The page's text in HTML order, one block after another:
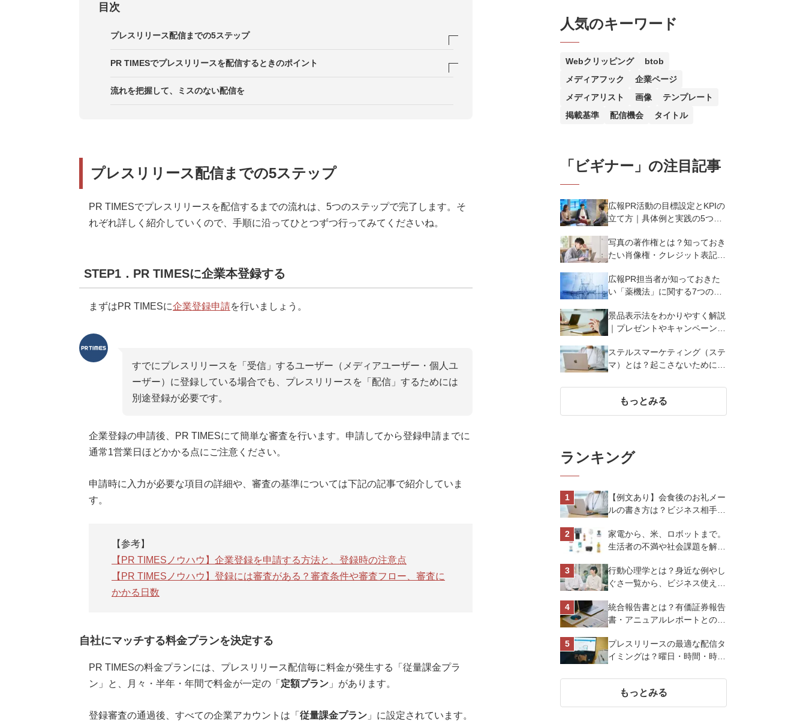
目次
プレスリリース配信までの5ステップ
STEP1．PR TIMESに企業本登録する
STEP2．企業ページの設定をする
STEP5．プレスリリースを配信する
PR TIMESでプレスリリースを配信するときのポイント
1．キャッチーでわかりやすいタイトル
流れを把握して、ミスのない配信を
プレスリリース配信までの5ステップ
PR TIMESでプレスリリースを配信するまでの流れは、5つのステップで完了します。そ
れぞれ詳しく紹介していくので、手順に沿ってひとつずつ行ってみてくださいね。
STEP1．PR TIMESに企業本登録する
まずはPR TIMESに企業登録申請を行いましょう。
すでにプレスリリースを「受信」するユーザー（メディアユーザー・個人ユ
ーザー）に登録している場合でも、プレスリリースを「配信」するためには
別途登録が必要です。
企業登録の申請後、PR TIMESにて簡単な審査を行います。申請してから登録申請までに
通常1営業日ほどかかる点にご注意ください。
申請時に入力が必要な項目の詳細や、審査の基準については下記の記事で紹介していま
す。
【参考】
【PR TIMESノウハウ】企業登録を申請する方法と、登録時の注意点
【PR TIMESノウハウ】登録には審査がある？審査条件や審査フロー、審査に
かかる日数
自社にマッチする料金プランを決定する
PR TIMESの料金プランには、プレスリリース配信毎に料金が発生する「従量課金プラ
ン」と、月々・半年・年間で料金が一定の「 定額プラン 」があります。
登録審査の通過後、すべての企業アカウントは「 従量課金プラン 」に設定されています。
人気のキーワード
Webクリッピング
btob
メディアフック
企業ページ
メディアリスト
画像
テンプレート
掲載基準
配信機会 タイトル
「ビギナー 」の注目記事
広報PR活動の目標設定とKPIの
立て方｜具体例と実践の5つの
写真の著作権とは？知っておき
たい肖像権・クレジット表記
利を解説
広報PR担当者が知っておきた
い「薬機法」に関する7つのこ
景品表示法をわかりやすく解説
｜プレゼントやキャンペーン実
おくべき7つのポイント【事例
あり】
ステルスマーケティング（ステ
マ）とは？起こさないために広
知識
もっとみる
ランキング
【例文あり】会食後のお礼メー
ルの書き方は？ビジネス相手に
トを解説
家電から、米、ロボットまで。
生活者の不満や社会課題を解決
スオーヤマ株式会社
行動心理学とは？身近な例やし
ぐさ一覧から、ビジネス使える
統合報告書とは？有価証券報告
書・アニュアルレポートとの違
プレスリリースの最適な配信タ
イミングは？曜日・時間・時期
化させよう
もっとみる